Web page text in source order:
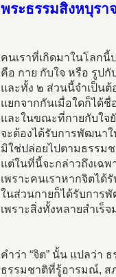
พระธรรมสิงหบุร
คนเราที่เกิดมาในโลก
คือ กาย กับใจ หรือ รูปกั
และทั้ง ๒ ส่วนนี้จำเป็นต้
แยกจากกันเมื่อใดก็ได้ชื่
และในขณะที่กายกับใจ
จะต้องได้รับการพัฒนา
มิใช่ปล่อยไปตามธรรม
แต่ในที่นี้จะกล่าวถึงเฉ
เพราะคนเราหากจิตได้
ในส่วนกายก็ได้รับการ
เพราะสิ่งทั้งหลายสำเร็
คำว่า “จิต” นั้น แปลว่า
ธรรมชาติที่รู้อารมณ์,